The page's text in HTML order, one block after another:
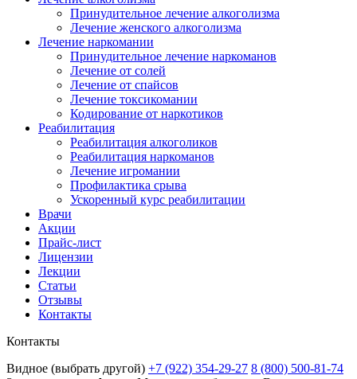
Принудительное лечение алкоголизма
Лечение женского алкоголизма
Лечение наркомании
Принудительное лечение наркоманов
Лечение от солей
Лечение от спайсов
Лечение токсикомании
Кодирование от наркотиков
Реабилитация
Реабилитация алкоголиков
Реабилитация наркоманов
Лечение игромании
Профилактика срыва
Ускоренный курс реабилитации
Врачи
Акции
Прайс-лист
Лицензии
Лекции
Статьи
Отзывы
Контакты
Контакты
Видное (выбрать другой) +7 (922) 354-29-27 8 (800) 500-81-74